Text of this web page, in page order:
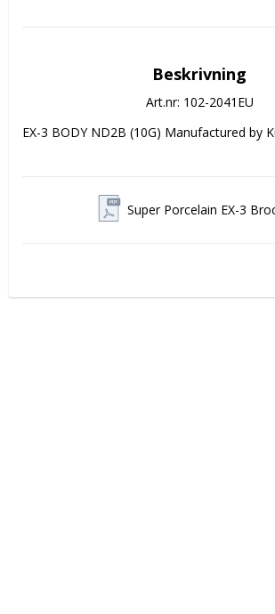
Beskrivning
Art.nr: 102-2041EU
EX-3 BODY ND2B (10G) Manufactured by
Super Porcelain EX-3